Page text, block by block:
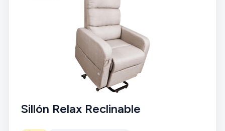
Sillón Relax Reclinable